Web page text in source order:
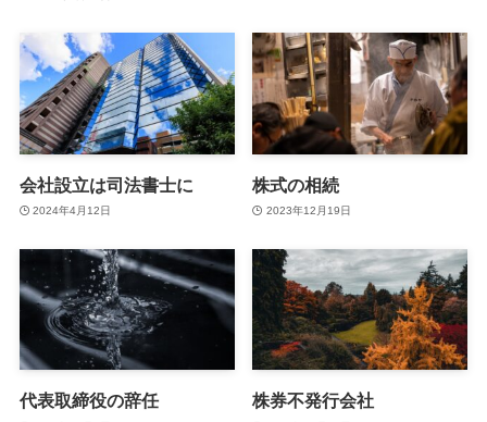
会社設立は司法書士に
2024年4月12日
株式の相続
2023年12月19日
代表取締役の辞任 株券不発行会社